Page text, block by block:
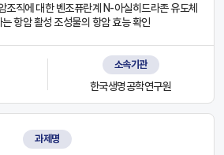
조직에 대한 벤조퓨란계 N-아실히드라존 유도체
항암 활성 조성물의 항암 효능 확인
소속기관
한국생명공학연구원
과제명